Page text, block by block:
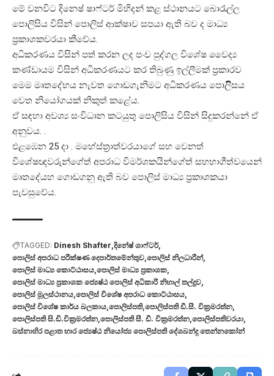
මේ වනවිට දිනෙෂ් ෂාෆ්ටර් මිහිදන් කළ ස්ථානයට බොරැල්ල
පොලිසිය විසින් පොලිස් ආක්ෂාව සපයා ඇති බව ද මාධ්‍ය
ප්‍රකාශකවරයා කීවේය.
අධිකරණය විසින් පත් කරන ලද පංච පුද්ගල විශේෂ වෛද්‍ය
කණ්ඩායම විසින් අධිකරණයට කර තිබුණු ඉල්ලීමක් ප්‍රකාරව
මෙම මෘතදේහය නැවත ගොඩගැනිමට අධිකරණය පොලිිසය
වෙත නියෝගයක් නිකුත් කළේය.
ඒ සඳහා අවශ්‍ය සංවිධාන කටයුතු පොලිසිය විසින් සිදුකරන්නේ ඒ
අනුවය. .
එළඹෙන 25 දා . මහේස්ත්‍රාත්වරයාගේ සහ වෙනත්
විශේෂඥවරුන්ගේත් අපරාධ විමර්ශකයින්ගේත් සහභාගීත්වයෙන්
මෘතදේයහ ගොඩගනු ඇති බව පොලිස් මාධ්‍ය ප්‍රකාශකයා
පැවසුවේය.
TAGGED: Dinesh Shafter දිනේෂ් ශාෆ්ටර්
පොලිස් අපරාධ පරීක්ෂණ දෙපාර්තමේන්තුව පොලිස් නිලධාරීන්
පොලිස් මාධ්‍ය කොට්ඨාසය පොලිස් මාධ්‍ය ප්‍රකාශක
පොලිස් මාධ්‍ය ප්‍රකාශක ජ්‍යෙෂ්ඨ පොලිස් අධිකාරී නිහාල් තල්දූව
පොලිස් මූලස්ථානය පොලිස් විශේෂ අපරාධ කොට්ඨාසය
පොලිස් විශේෂ කාර්ය බලකාය පොලිස්පති පොලිස්පති ඩී.සී. වික්‍රමරත්න
පොලිස්පති සි.ඩි.වික්‍රමරත්න පොලිස්පති සී. ඩී. වික්‍රමරත්න පොලිස්පතිවරයා
බස්නාහිර පළාත භාර ජ්‍යෙෂ්ඨ නියෝජ්‍ය පොලිස්පති දේශබන්දු තෙන්නකෝන්